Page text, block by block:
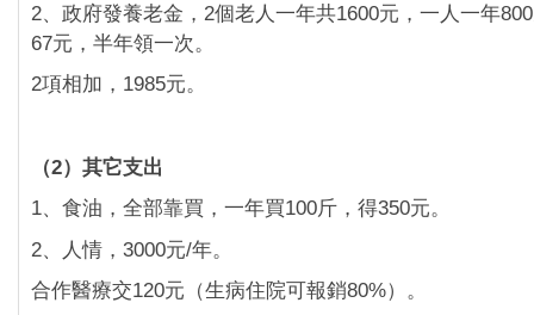
2、政府發養老金，2個老人一年共1600元，一人一年
67元，半年領一次。
2項相加，1985元。
（2）其它支出
1、食油，全部靠買，一年買100斤，得350元。
2、人情，3000元/年。
合作醫療交120元（生病住院可報銷80%）。